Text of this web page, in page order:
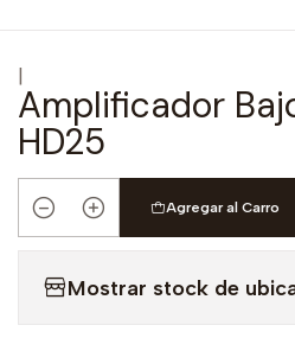
|
Amplificador
HD25
Cantidad
Agregar al Carro
Mostrar stock de